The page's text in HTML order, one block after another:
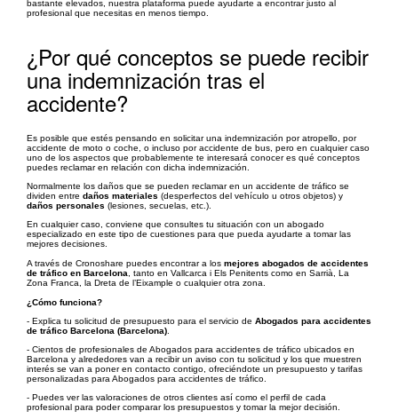
bastante elevados, nuestra plataforma puede ayudarte a encontrar justo al
profesional que necesitas en menos tiempo.
¿Por qué conceptos se puede recibir
una indemnización tras el
accidente?
Es posible que estés pensando en solicitar una indemnización por atropello, por
accidente de moto o coche, o incluso por accidente de bus, pero en cualquier caso
uno de los aspectos que probablemente te interesará conocer es qué conceptos
puedes reclamar en relación con dicha indemnización.
Normalmente los daños que se pueden reclamar en un accidente de tráfico se
dividen entre daños materiales (desperfectos del vehículo u otros objetos) y
daños personales (lesiones, secuelas, etc.).
En cualquier caso, conviene que consultes tu situación con un abogado
especializado en este tipo de cuestiones para que pueda ayudarte a tomar las
mejores decisiones.
A través de Cronoshare puedes encontrar a los mejores abogados de accidentes
de tráfico en Barcelona , tanto en Vallcarca i Els Penitents como en Sarrià, La
Zona Franca, la Dreta de l’Eixample o cualquier otra zona.
¿Cómo funciona?
- Explica tu solicitud de presupuesto para el servicio de Abogados para accidentes
de tráfico Barcelona (Barcelona)
- Cientos de profesionales de Abogados para accidentes de tráfico ubicados en
Barcelona y alrededores van a recibir un aviso con tu solicitud y los que muestren
interés se van a poner en contacto contigo, ofreciéndote un presupuesto y tarifas
personalizadas para Abogados para accidentes de tráfico.
- Puedes ver las valoraciones de otros clientes así como el perfil de cada
profesional para poder comparar los presupuestos y tomar la mejor decisión.